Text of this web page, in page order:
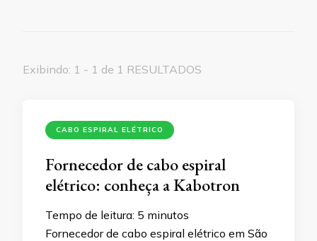
Exibindo: 1 - 1 de 1 RESULTADOS
CABO ESPIRAL ELÉTRICO
Fornecedor de cabo espiral
elétrico: conheça a Kabotron
Tempo de leitura: 5 minutos
Fornecedor de cabo espiral elétrico em São